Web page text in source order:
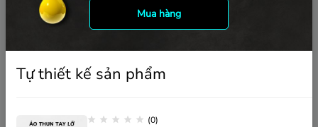
Mua hàng
Tự thiết kế sản phẩm
(0)